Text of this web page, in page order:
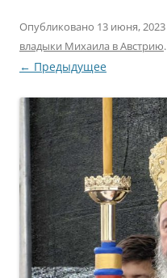
Опубликовано 13 июня, 2023
владыки Михаила в Австрию.
← Предыдущее